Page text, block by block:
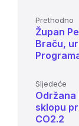
Prethodno
Župan
Braču,
Sljedeće
Održana
sklopu
CO2.2